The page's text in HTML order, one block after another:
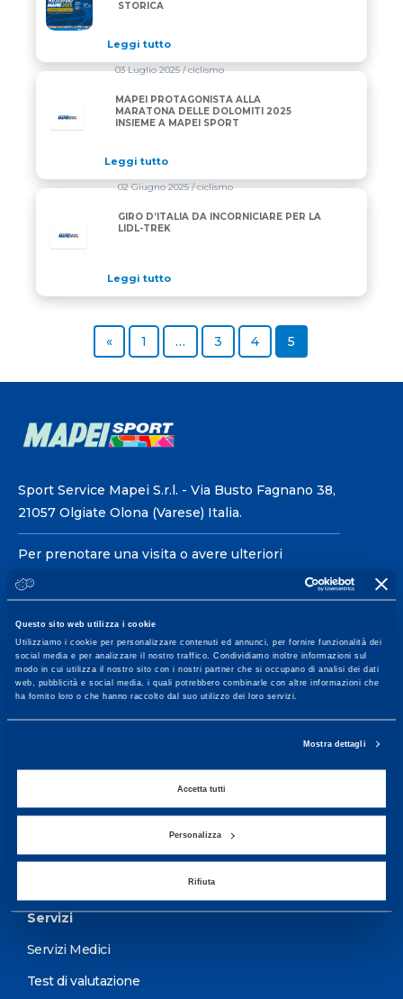
Questo sito web utilizza i cookie
Utilizziamo i cookie per personalizzare contenuti ed annunci, per fornire funzionalità dei
social media e per analizzare il nostro traffico. Condividiamo inoltre informazioni sul
modo in cui utilizza il nostro sito con i nostri partner che si occupano di analisi dei dati
web, pubblicità e social media, i quali potrebbero combinarle con altre informazioni che
ha fornito loro o che hanno raccolto dal suo utilizzo dei loro servizi.
Mostra dettagli
Accetta tutti
Personalizza
Rifiuta
STORICA
Leggi tutto
03 Luglio 2025/ ciclismo
MAPEI PROTAGONISTA ALLA
MARATONA DELLE DOLOMITI 2025
INSIEME A MAPEI SPORT
Leggi tutto
02 Giugno 2025/ ciclismo
GIRO D’ITALIA DA INCORNICIARE PER LA
LIDL-TREK
Leggi tutto
«Previous page
Page
1 … Page
3 Page
4 Page
5
Sport Service Mapei S.r.l. - Via Busto Fagnano 38,
21057 Olgiate Olona (Varese) Italia.
Per prenotare una visita o avere ulteriori
informazioni: telefonare allo +39 0331 575757 da
lunedì a venerdì 9.30-12.30 e 14.30-17.30.
ORARI DI APERTURA RECEPTION
Da Lunedì al Venerdì
08.30 - 18.30
Centro servizi per l'alta
prestazione ed il
wellness.
Maggiori informazioni
Servizi
Servizi Medici
Test di valutazione